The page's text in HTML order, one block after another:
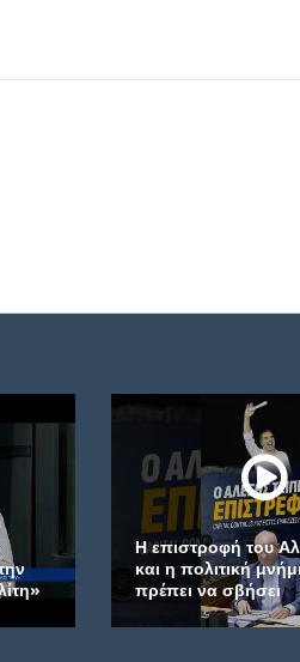
Η επιστροφή του Αλέξη Τσίπρα
και η πολιτική μνήμη που δεν
πρέπει να σβήσει